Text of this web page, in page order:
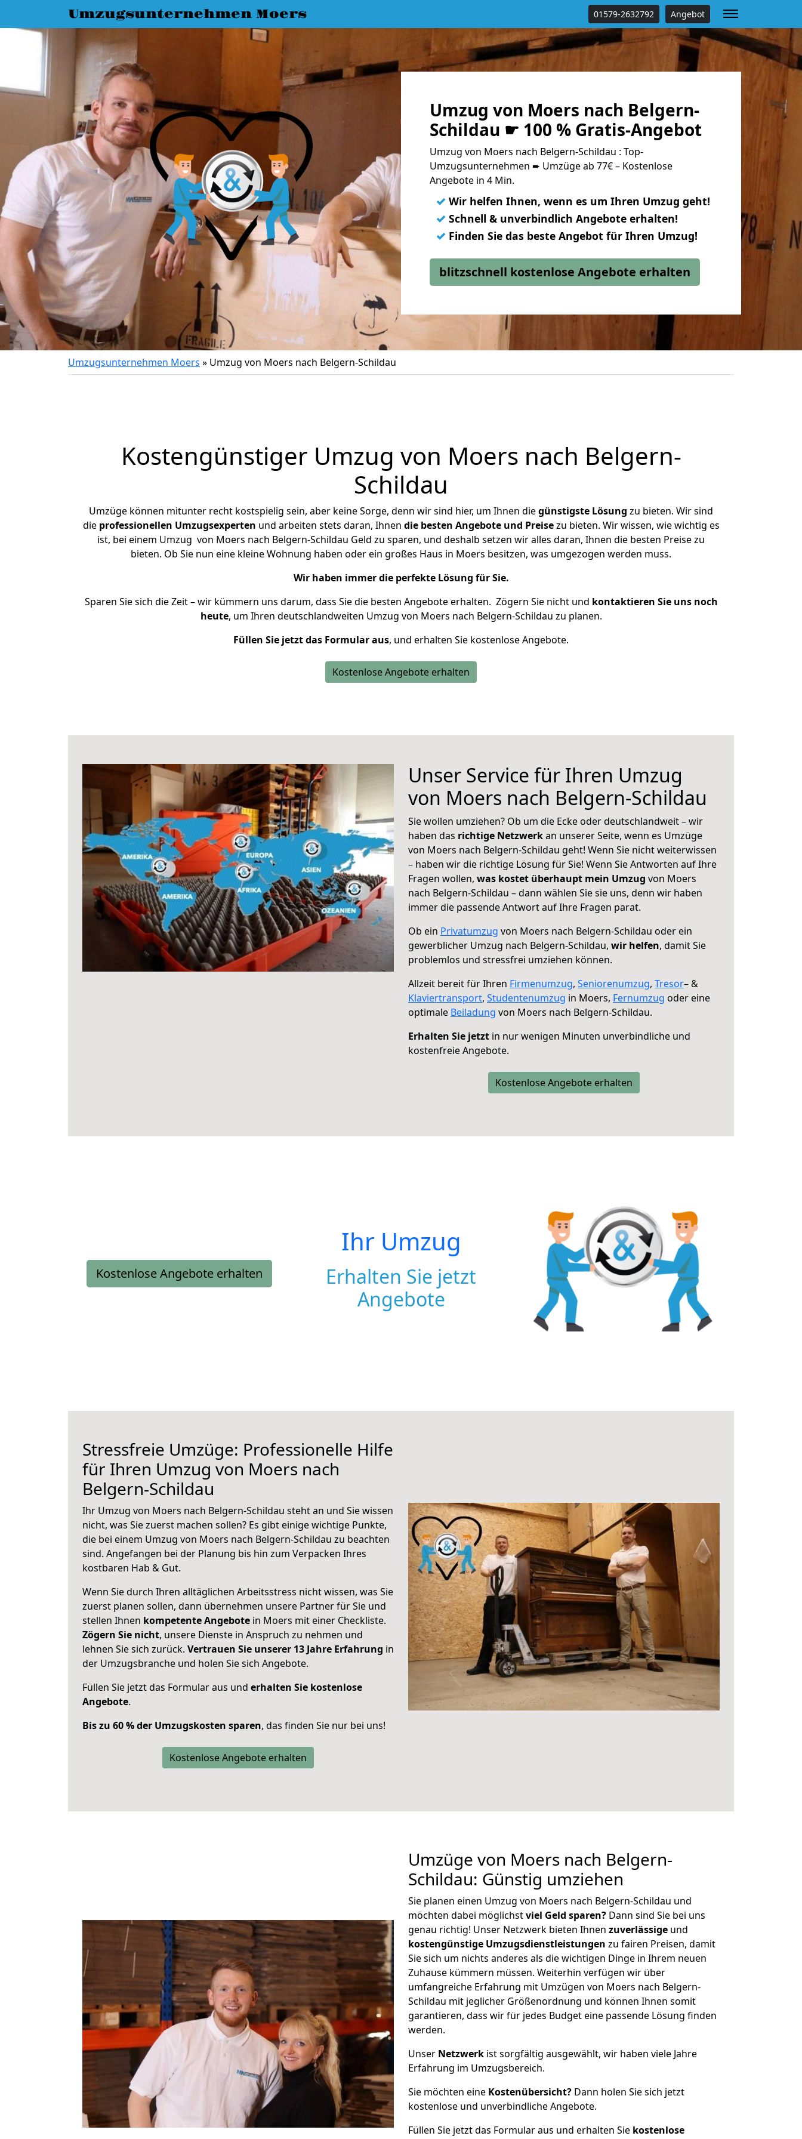
Umzugsunternehmen Moers 01579-2632792 Angebot
Umzug von Moers nach Belgern-
Schildau ☛ 100 % Gratis-Angebot
Umzug von Moers nach Belgern-Schildau : Top-
Umzugsunternehmen ➨ Umzüge ab 77€ – Kostenlose
Angebote in 4 Min.
✓ Wir helfen Ihnen, wenn es um Ihren Umzug geht!
✓ Schnell & unverbindlich Angebote erhalten!
✓ Finden Sie das beste Angebot für Ihren Umzug!
blitzschnell kostenlose Angebote erhalten
Umzugsunternehmen Moers » Umzug von Moers nach Belgern-Schildau
Kostengünstiger Umzug von Moers nach Belgern-
Schildau
Umzüge können mitunter recht kostspielig sein, aber keine Sorge, denn wir sind hier, um Ihnen diegünstigste Lösung zu bieten. Wir sind
die professionellen Umzugsexperten und arbeiten stets daran, Ihnen die besten Angebote und Preisezu bieten. Wir wissen, wie wichtig es
ist, bei einem Umzug von Moers nach Belgern-Schildau Geld zu sparen, und deshalb setzen wir alles daran, Ihnen die besten Preise zu
bieten. Ob Sie nun eine kleine Wohnung haben oder ein großes Haus in Moers besitzen, was umgezogen werden muss.
Wir haben immer die perfekte Lösung für Sie.
Sparen Sie sich die Zeit – wir kümmern uns darum, dass Sie die besten Angebote erhalten. Zögern Sie nicht und kontaktieren Sie uns noch
heute, um Ihren deutschlandweiten Umzug von Moers nach Belgern-Schildau zu planen.
Füllen Sie jetzt das Formular aus, und erhalten Sie kostenlose Angebote.
Kostenlose Angebote erhalten
Unser Service für Ihren Umzug
von Moers nach Belgern-Schildau
Sie wollen umziehen? Ob um die Ecke oder deutschlandweit – wir
haben das richtige Netzwerkan unserer Seite, wenn es Umzüge
von Moers nach Belgern-Schildau geht! Wenn Sie nicht weiterwissen
– haben wir die richtige Lösung für Sie! Wenn Sie Antworten auf Ihre
Fragen wollen, was kostet überhaupt mein Umzug von Moers
nach Belgern-Schildau – dann wählen Sie sie uns, denn wir haben
immer die passende Antwort auf Ihre Fragen parat.
Ob ein Privatumzug von Moers nach Belgern-Schildau oder ein
gewerblicher Umzug nach Belgern-Schildau, wir helfen, damit Sie
problemlos und stressfrei umziehen können.
Allzeit bereit für Ihren Firmenumzug, Seniorenumzug, Tresor– &
Klaviertransport, Studentenumzug in Moers, Fernumzug oder eine
optimale Beiladung von Moers nach Belgern-Schildau.
Erhalten Sie jetzt in nur wenigen Minuten unverbindliche und
kostenfreie Angebote.
Kostenlose Angebote erhalten
Kostenlose Angebote erhalten
Ihr Umzug
Erhalten Sie jetzt
Angebote
Stressfreie Umzüge: Professionelle Hilfe
für Ihren Umzug von Moers nach
Belgern-Schildau
Ihr Umzug von Moers nach Belgern-Schildau steht an und Sie wissen
nicht, was Sie zuerst machen sollen? Es gibt einige wichtige Punkte,
die bei einem Umzug von Moers nach Belgern-Schildau zu beachten
sind. Angefangen bei der Planung bis hin zum Verpacken Ihres
kostbaren Hab & Gut.
Wenn Sie durch Ihren alltäglichen Arbeitsstress nicht wissen, was Sie
zuerst planen sollen, dann übernehmen unsere Partner für Sie und
stellen Ihnen kompetente Angebote in Moers mit einer Checkliste.
Zögern Sie nicht, unsere Dienste in Anspruch zu nehmen und
lehnen Sie sich zurück. Vertrauen Sie unserer 13 Jahre Erfahrung in
der Umzugsbranche und holen Sie sich Angebote.
Füllen Sie jetzt das Formular aus und erhalten Sie kostenlose
Angebote.
Bis zu 60 % der Umzugskosten sparen, das finden Sie nur bei uns!
Kostenlose Angebote erhalten
Umzüge von Moers nach Belgern-
Schildau: Günstig umziehen
Sie planen einen Umzug von Moers nach Belgern-Schildau und
möchten dabei möglichstviel Geld sparen? Dann sind Sie bei uns
genau richtig! Unser Netzwerk bieten Ihnen zuverlässige und
kostengünstige Umzugsdienstleistungen zu fairen Preisen, damit
Sie sich um nichts anderes als die wichtigen Dinge in Ihrem neuen
Zuhause kümmern müssen. Weiterhin verfügen wir über
umfangreiche Erfahrung mit Umzügen von Moers nach Belgern-
Schildau mit jeglicher Größenordnung und können Ihnen somit
garantieren, dass wir für jedes Budget eine passende Lösung finden
werden.
Unser Netzwerk ist sorgfältig ausgewählt, wir haben viele Jahre
Erfahrung im Umzugsbereich.
Sie möchten eine Kostenübersicht? Dann holen Sie sich jetzt
kostenlose und unverbindliche Angebote.
Füllen Sie jetzt das Formular aus und erhalten Sie kostenlose